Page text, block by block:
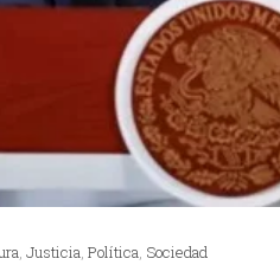
, Justicia, Política, Sociedad